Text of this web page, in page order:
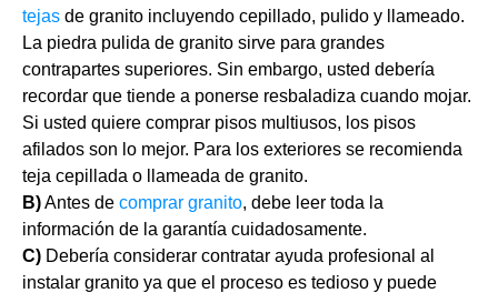
tejas de granito incluyendo cepillado, pulido y llameado.
La piedra pulida de granito sirve para grandes
contrapartes superiores. Sin embargo, usted debería
recordar que tiende a ponerse resbaladiza cuando mojar.
Si usted quiere comprar pisos multiusos, los pisos
afilados son lo mejor. Para los exteriores se recomienda
teja cepillada o llameada de granito.
B)Antes de comprar granito, debe leer toda la
información de la garantía cuidadosamente.
C) Debería considerar contratar ayuda profesional al
instalar granito ya que el proceso es tedioso y puede